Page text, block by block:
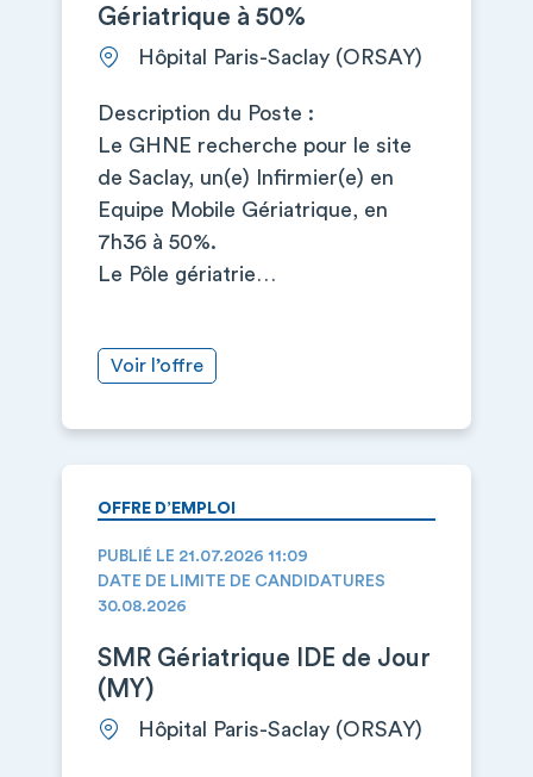
Gériatrique à 50%
Hôpital Paris-Saclay (ORSAY)
Description du Poste :
Le GHNE recherche pour le site
de Saclay, un(e) Infirmier(e) en
Equipe Mobile Gériatrique, en
7h36 à 50%.
Le Pôle gériatrie…
Voir l’offre
OFFRE D’EMPLOI
PUBLIÉ LE 21.07.2026 11:09
DATE DE LIMITE DE CANDIDATURES
30.08.2026
SMR Gériatrique IDE de Jour
(MY)
Hôpital Paris-Saclay (ORSAY)